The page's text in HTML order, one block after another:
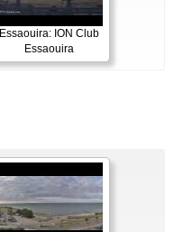
Essaouira: ION Club
Essaouira